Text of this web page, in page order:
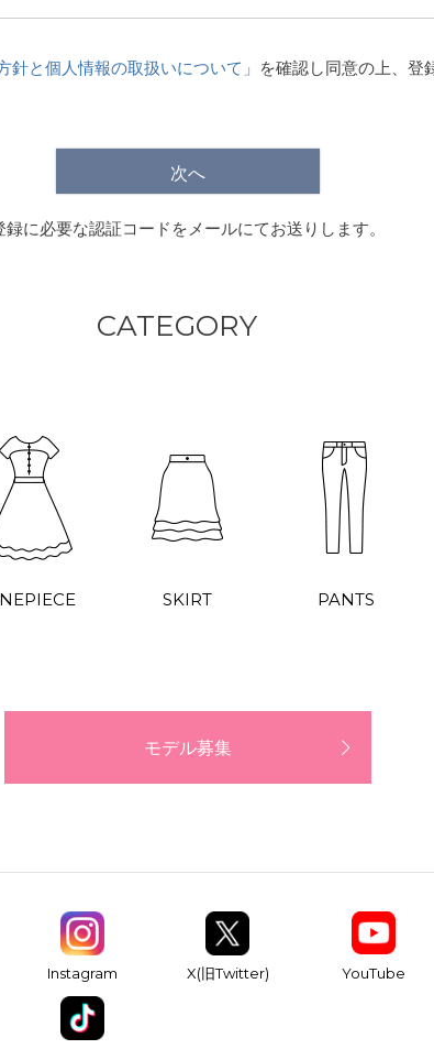
針と個人情報の取扱いについて」
を確認し同意の上、登
次へ
録に必要な認証コードをメールにてお送りします。
CATEGORY
SKIRT PANTS
モデル募集
Instagram X(旧Twitter) YouTube